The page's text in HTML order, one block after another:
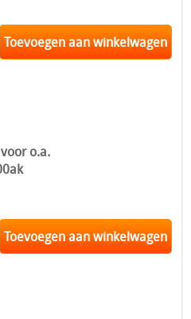
Toevoegen aan winkelwagen
o.a.
Toevoegen aan winkelwagen